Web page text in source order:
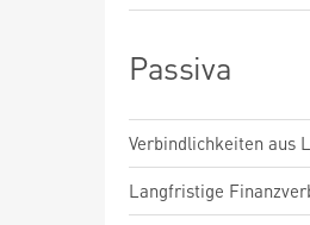
Passiva
Verbindlichkeiten aus
Langfristige